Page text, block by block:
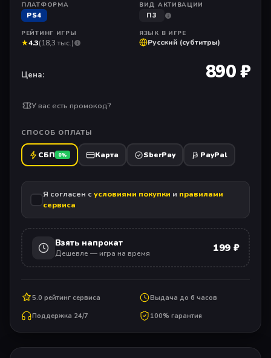
ПЛАТФОРМА
PS4
ВИД АКТИВАЦИИ
П3
РЕЙТИНГ ИГРЫ
★4.3(18,3 тыс.)
ЯЗЫК В ИГРЕ
Русский (субтитры)
Цена: 890 ₽
У вас есть промокод?
СПОСОБ ОПЛАТЫ
СБП 0% Карта SberPay PayPal
Я согласен с условиями покупки и правилами
сервиса
Взять напрокат
Дешевле — игра на время 199 ₽
5.0 рейтинг сервиса
Выдача до 6 часов
Поддержка 24/7
100% гарантия